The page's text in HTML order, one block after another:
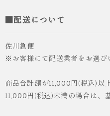
■配送について
佐川急便
※お客様にて配送業者をお選び
商品合計額が11,000円(税込)以
11,000円(税込)未満の場合は、